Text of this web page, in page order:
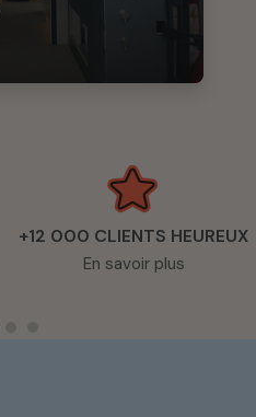
+12 000 CLIENTS HEUREUX
En savoir plus